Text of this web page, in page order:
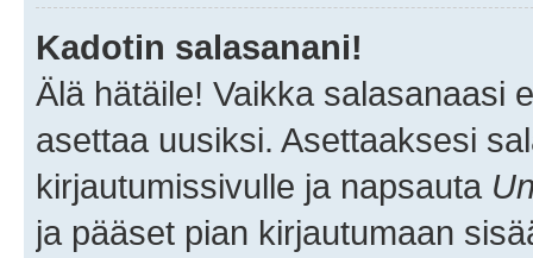
Kadotin salasanani!
Älä hätäile! Vaikka salasanaasi
asettaa uusiksi. Asettaaksesi
kirjautumissivulle ja napsauta
ja pääset pian kirjautumaan